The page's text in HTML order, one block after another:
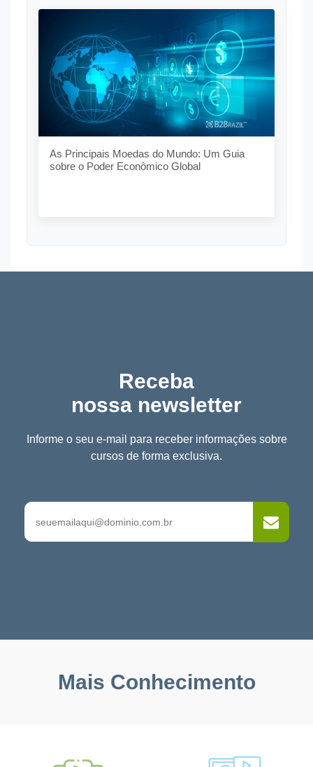
As Principais Moedas do Mundo: Um Guia
sobre o Poder Econômico Global
Receba
nossa newsletter
Informe o seu e-mail para receber informações sobre
cursos de forma exclusiva.
Mais Conhecimento